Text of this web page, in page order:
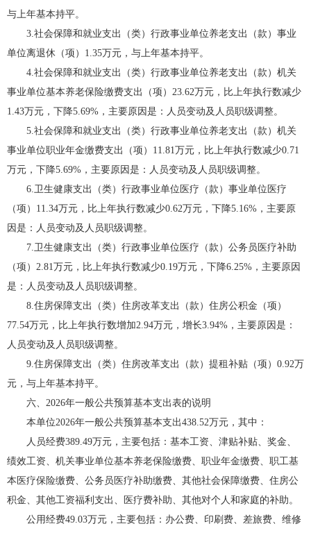
与上年基本持平。
3.社会保障和就业支出（类）行政事业单位养老支出（款）事业
单位离退休（项）1.35万元，与上年基本持平。
4.社会保障和就业支出（类）行政事业单位养老支出（款）机关
事业单位基本养老保险缴费支出（项）23.62万元，比上年执行数减少
1.43万元，下降5.69%，主要原因是：人员变动及人员职级调整。
5.社会保障和就业支出（类）行政事业单位养老支出（款）机关
事业单位职业年金缴费支出（项）11.81万元，比上年执行数减少0.71
万元，下降5.69%，主要原因是：人员变动及人员职级调整。
6.卫生健康支出（类）行政事业单位医疗（款）事业单位医疗
（项）11.34万元，比上年执行数减少0.62万元，下降5.16%，主要原
因是：人员变动及人员职级调整。
7.卫生健康支出（类）行政事业单位医疗（款）公务员医疗补助
（项）2.81万元，比上年执行数减少0.19万元，下降6.25%，主要原因
是：人员变动及人员职级调整。
8.住房保障支出（类）住房改革支出（款）住房公积金（项）
77.54万元，比上年执行数增加2.94万元，增长3.94%，主要原因是：
人员变动及人员职级调整。
9.住房保障支出（类）住房改革支出（款）提租补贴（项）0.92万
元，与上年基本持平。
六、2026年一般公共预算基本支出表的说明
本单位2026年一般公共预算基本支出438.52万元，其中：
人员经费389.49万元，主要包括：基本工资、津贴补贴、奖金、
绩效工资、机关事业单位基本养老保险缴费、职业年金缴费、职工基
本医疗保险缴费、公务员医疗补助缴费、其他社会保障缴费、住房公
积金、其他工资福利支出、医疗费补助、其他对个人和家庭的补助。
公用经费49.03万元，主要包括：办公费、印刷费、差旅费、维修